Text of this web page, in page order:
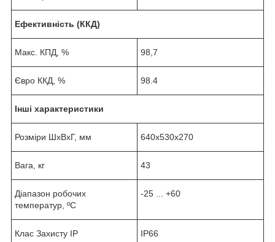
Ефективність (ККД)
Макс. КПД, % 98,7
Євро ККД, % 98.4
Інші характеристики
Розміри ШхВхГ, мм 640x530x270
Вага, кг 43
Діапазон робочих
температур, ºС
-25 ... +60
Клас Захисту IP IP66